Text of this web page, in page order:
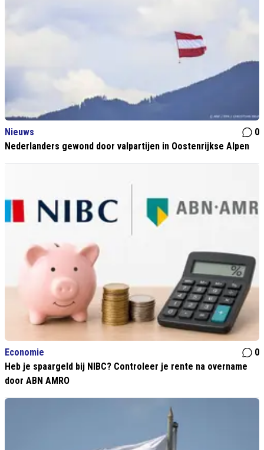
Nieuws
0
Nederlanders gewond door valpartijen in Oostenrijkse Alpen
Economie
0
Heb je spaargeld bij NIBC? Controleer je rente na overname
door ABN AMRO